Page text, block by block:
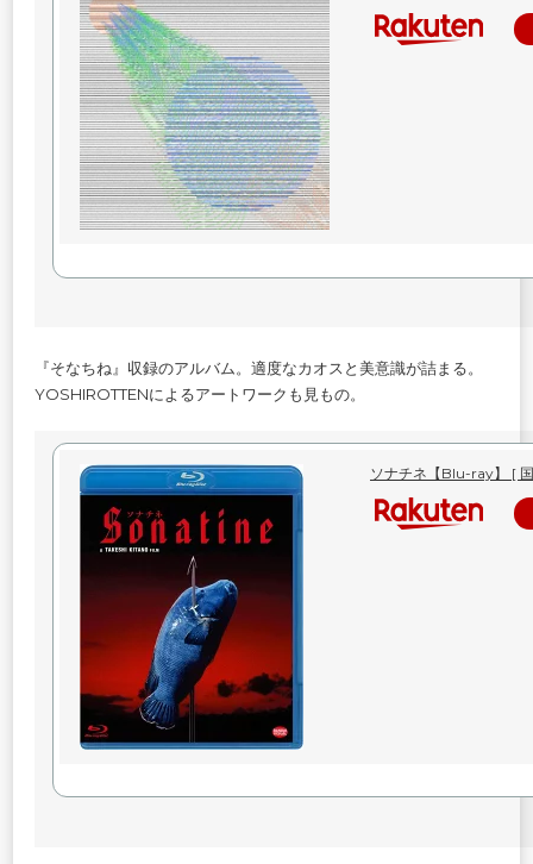
『そなちね』収録のアルバム。適度なカオスと美意識が詰まる。
YOSHIROTTENによるアートワークも見もの。
ソナチネ【Blu-ray】 [